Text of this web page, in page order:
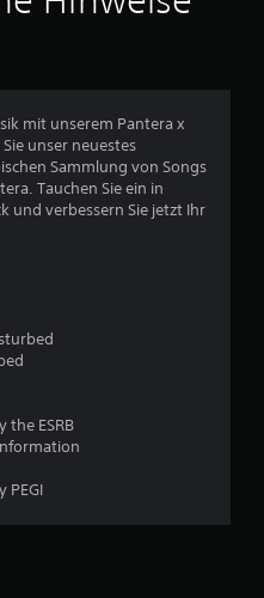
c
h
e
u
mit unserem Pantera x
unser neuestes
Sammlung von Songs
Tauchen Sie ein in
und verbessern Sie jetzt Ihr
the ESRB
PEGI